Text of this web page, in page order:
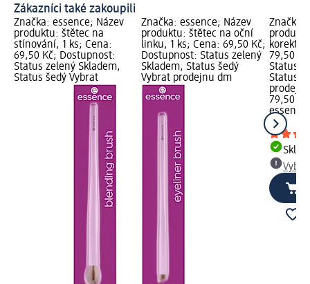
Zákazníci také zakoupili
Značka: essence; Název
produktu: štětec na
stínování, 1 ks; Cena:
69,50 Kč; Dostupnost:
Status zelený Skladem,
Status šedý Vybrat
Značka: essence; Název
produktu: štětec na oční
linku, 1 ks; Cena: 69,50 Kč;
Dostupnost: Status zelený
Skladem, Status šedý
Vybrat prodejnu dm
Značka:
79,50
Status
Status
79,50 Kč
essence
1 ks